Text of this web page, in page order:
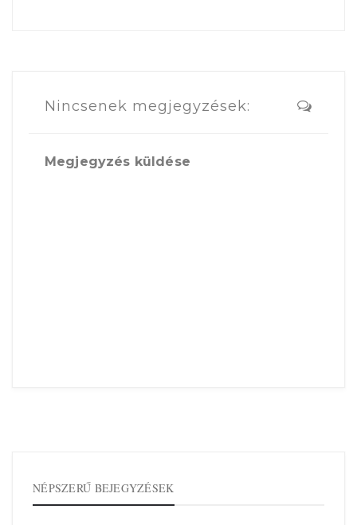
Nincsenek megjegyzések:
Megjegyzés küldése
NÉPSZERŰ BEJEGYZÉSEK